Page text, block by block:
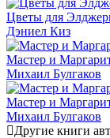
Цветы для
Дэниел Киз
Мастер и
Михаил Булгаков
Мастер и
Михаил Булгаков
Другие книги